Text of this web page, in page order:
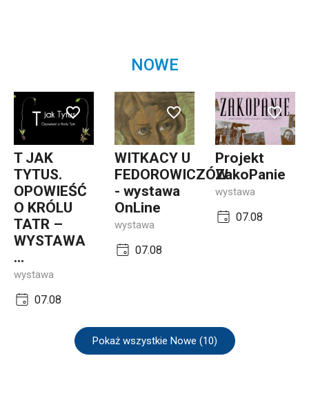
NOWE
T JAK
TYTUS.
OPOWIEŚĆ
O KRÓLU
TATR –
WYSTAWA
...
wystawa
07.08
WITKACY U
FEDOROWICZÓW
- wystawa
OnLine
wystawa
07.08
Projekt
ZakoPanie
wystawa
07.08
Pokaż wszystkie Nowe (10)